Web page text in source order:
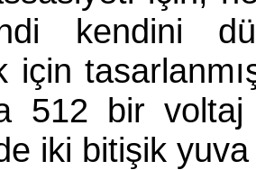
kendini
için
512 bir voltaj
iki bitişik yuva